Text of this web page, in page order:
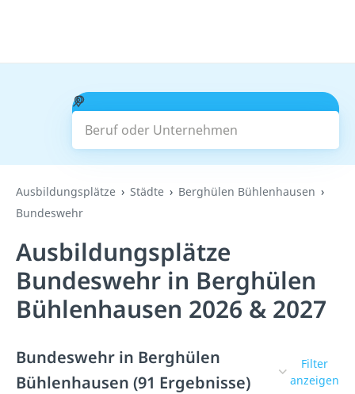
Beruf oder Unternehmen
Suchen
Ausbildungsplätze Städte
Berghülen Bühlenhausen
Bundeswehr
Ausbildungsplätze
Bundeswehr in Berghülen
Bühlenhausen 2026 & 2027
Bundeswehr in Berghülen
Bühlenhausen (91 Ergebnisse)
Filter
anzeigen